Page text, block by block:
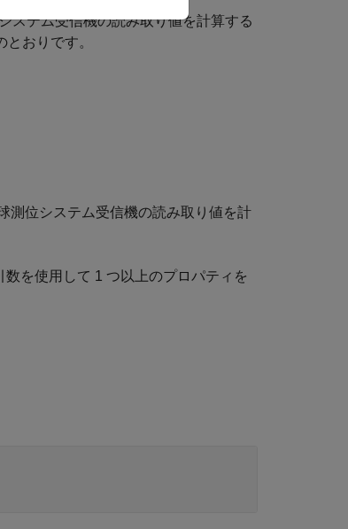
ステム受信機の読み取り値を計算する
おりです。
測位システム受信機の読み取り値を計
を使用して 1 つ以上のプロパティを